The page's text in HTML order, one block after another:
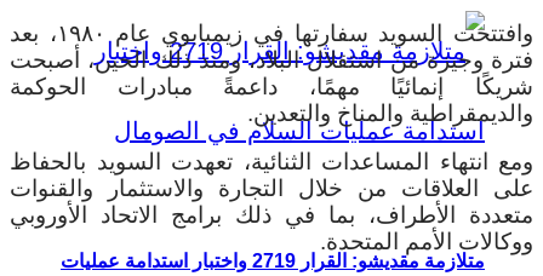
متلازمة مقديشو: القرار 2719 واختبار استدامة عمليات
وافتتحت السويد سفارتها في زيمبابوي عام ١٩٨٠، بعد
فترة وجيزة من استقلال البلاد، ومنذ ذلك الحين، أصبحت
شريكًا إنمائيًا مهمًا، داعمةً مبادرات الحوكمة
والديمقراطية والمناخ والتعدين.
ومع انتهاء المساعدات الثنائية، تعهدت السويد بالحفاظ
على العلاقات من خلال التجارة والاستثمار والقنوات
متعددة الأطراف، بما في ذلك برامج الاتحاد الأوروبي
ووكالات الأمم المتحدة.